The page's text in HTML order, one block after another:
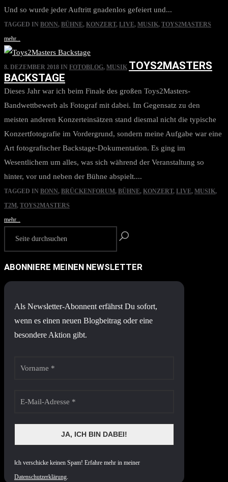
Und so wurde jeder Auftritt gnadenlos gefeiert und...
TAGGED IN BONN, BÜHNE, KONZERT, LIVE, MUSIK, TOYS2MASTERS
mehr...
8. DEZEMBER 2018 IN FOTOBLOG, MUSIK TOYS2MASTERS
BACKSTAGE
Dieses Jahr war ich beim Finale des großen Toys2Masters-
Bandwettbewerb als Fotograf mit dabei. Im Gegensatz zu den
meisten anderen Konzerteinsätzen stand diesmal nicht die typische
Konzertfotografie im Vordergrund, sondern meine Aufgabe war eine
Art fotografischer Backstage-Dokumentation. Es ging im
Wesentlichem um alles, was sich während der Veranstaltung so
hinter, vor und neben der Bühne abspielt....
TAGGED IN BONN, BRÜCKENFORUM, BÜHNE, KONZERT, LIVE, MUSIK,
T2M, TOYS2MASTERS
mehr...
ABONNIERE MEINEN NEWSLETTER
Als Newsletter-Abonnent erfährst Du sofort,
wenn es einen neuen Blogbeitrag oder eine
besondere Aktion gibt.
ch verschicke keinen Spam! Erfahre mehr in meiner
Datenschutzerklärung.